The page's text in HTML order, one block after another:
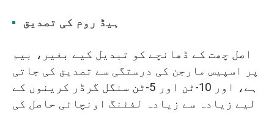
ہیڈ روم کی تصدیق
اصل چھت کے ڈھانچے کو تبدیل کیے بغیر، بیم
پر اسپیس مارجن کی درستگی سے تصدیق کی جاتی
ہے، اور 10-ٹن اور 5-ٹن سنگل گرڈر کرینوں کے
لیے زیادہ سے زیادہ لفٹنگ اونچائی حاصل کی